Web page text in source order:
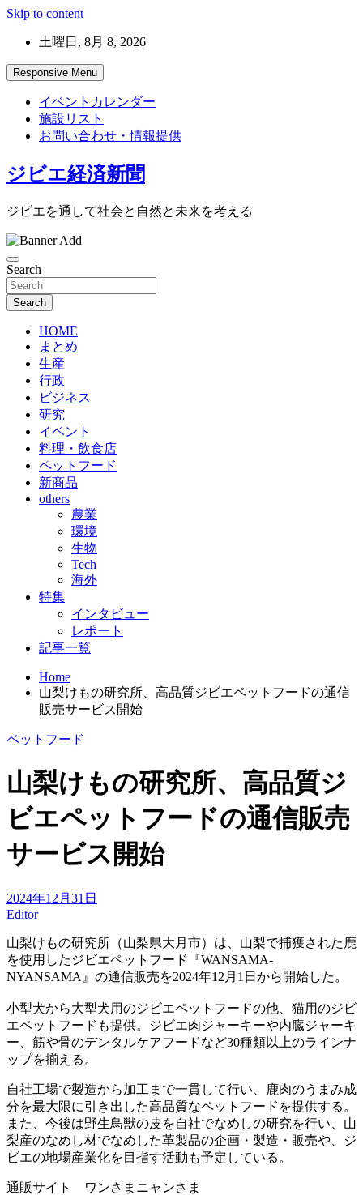
Skip to content
土曜日, 8月 8, 2026
Responsive Menu
イベントカレンダー
施設リスト
お問い合わせ・情報提供
ジビエ経済新聞
ジビエを通して社会と自然と未来を考える
Search
Search
HOME
まとめ
生産
行政
ビジネス
研究
イベント
料理・飲食店
ペットフード
新商品
others
農業
環境
生物
Tech
海外
特集
インタビュー
レポート
記事一覧
Home
山梨けもの研究所、高品質ジビエペットフードの通信
販売サービス開始
ペットフード
山梨けもの研究所、高品質ジ
ビエペットフードの通信販売
サービス開始
2024年12月31日
Editor
山梨けもの研究所（山梨県大月市）は、山梨で捕獲された鹿
を使用したジビエペットフード『WANSAMA-
NYANSAMA』の通信販売を2024年12月1日から開始した。
小型犬から大型犬用のジビエペットフードの他、猫用のジビ
エペットフードも提供。ジビエ肉ジャーキーや内臓ジャーキ
ー、筋や骨のデンタルケアフードなど30種類以上のラインナ
ップを揃える。
自社工場で製造から加工まで一貫して行い、鹿肉のうまみ成
分を最大限に引き出した高品質なペットフードを提供する。
また、今後は野生鳥獣の皮を自社でなめしの研究を行い、山
梨産のなめし材でなめした革製品の企画・製造・販売や、ジ
ビエの地場産業化を目指す活動も予定している。
通販サイト ワンさまニャンさま